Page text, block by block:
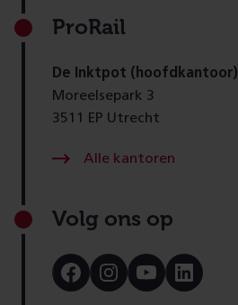
ProRail
De Inktpot (hoofdkantoor)
Moreelsepark 3
3511 EP Utrecht
Alle kantoren
Volg ons op
Bezoek
onze
Bezoek
onze
Bezoek
onze
Bezoek
onze